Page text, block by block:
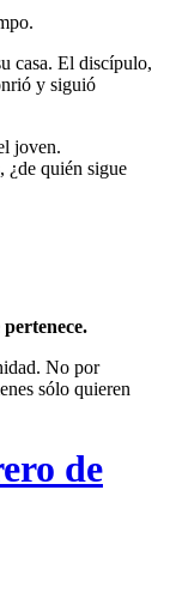
casa. El discípulo,
y siguió
joven.
quién sigue
No por
sólo quieren
de